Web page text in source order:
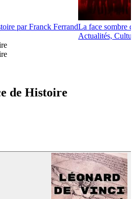
par Franck FerrandLa face sombre
Actualités,
de Histoire